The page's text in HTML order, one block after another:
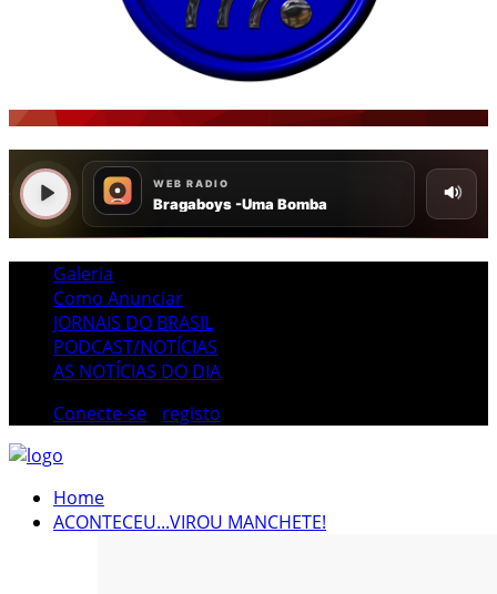
Galeria
Como Anunciar
JORNAIS DO BRASIL
PODCAST/NOTÍCIAS
AS NOTÍCIAS DO DIA
Conecte-se
registo
Home
ACONTECEU...VIROU MANCHETE!